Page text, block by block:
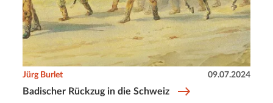
Badischer Rückzug in die Schweiz
Jürg Burlet 09.07.2024